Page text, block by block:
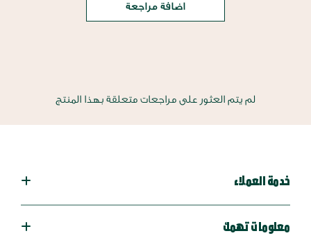
اضافة مراجعة
لم يتم العثور على مراجعات متعلقة بهذا المنتج
خدمة العملاء
معلومات تهمك